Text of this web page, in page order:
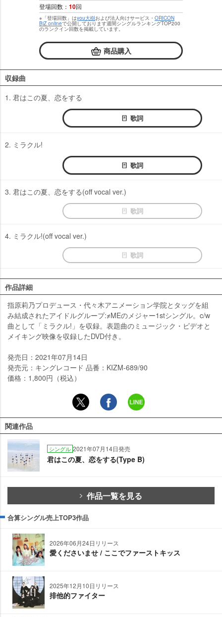
登場回数： 10回
※「登場回数」はyou大樹および法人向けサービス・ ORICON
BiZ onlineで公開しております週間シングルランキングTOP200
のランクイン回数を掲載しています。
商品購入
収録曲
1. 君はこの夏、恋をする
歌詞
2. ミラクル!
歌詞
3. 君はこの夏、恋をする(off vocal ver.)
歌詞
4. ミラクル!(off vocal ver.)
歌詞
作品詳細
指原莉乃プロデュース・代々木アニメーション学院とタッグを組
み結成されたアイドルグループ:≠MEのメジャー1stシングル。c/w
曲として「ミラクル!」を収録。表題曲のミュージック・ビデオと
メイキング映像を収録したDVD付き。
発売日：2021年07月14日
発売元：キングレコード 品番：KIZM-689/90
価格：1,800円（税込）
関連作品
シングル 2021年07月14日発売
君はこの夏、恋をする(Type B)
作品一覧を見る
合算シングル売上TOP3作品
2026年06月24日リリース
愛くださいませ / ここでファーストキッス
2025年12月10日リリース
排他的ファイター